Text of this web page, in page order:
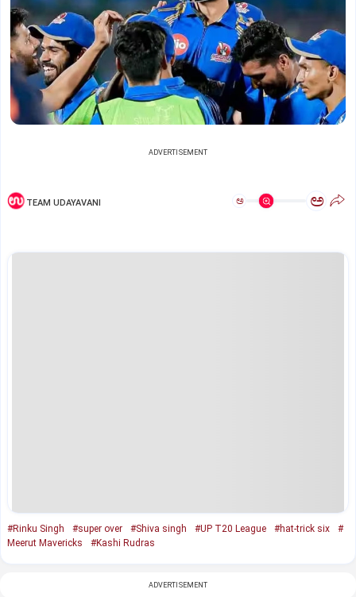
ADVERTISEMENT
TEAM UDAYAVANI ಅ ಅ
#Rinku Singh #super over #Shiva singh #UP T20 League #hat-trick six
#
Meerut Mavericks
#Kashi Rudras
ADVERTISEMENT